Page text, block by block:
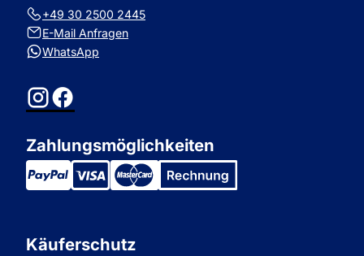
+49 30 2500 2445
E-Mail Anfragen
WhatsApp
InstagramFacebook
Zahlungsmöglichkeiten
Käuferschutz